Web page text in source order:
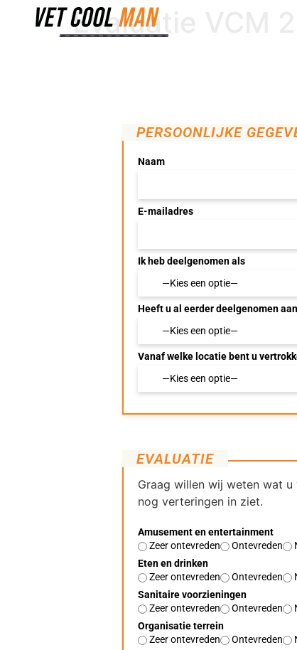
Evaluatie VCM
PERSOONLIJKE
Naam
E-mailadres
Ik heb deelgenomen als
Heeft u al eerder deelgenomen
Vanaf welke locatie bent u
EVALUATIE
Graag willen wij weten wat
nog verteringen in ziet.
Amusement en entertainment
Zeer ontevreden
Ontevreden
Eten en drinken
Zeer ontevreden
Ontevreden
Sanitaire voorzieningen
Zeer ontevreden
Ontevreden
Organisatie terrein
Zeer ontevreden
Ontevreden